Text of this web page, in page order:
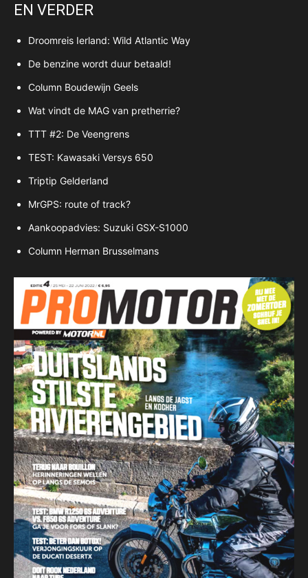
EN VERDER
Droomreis Ierland: Wild Atlantic Way
De benzine wordt duur betaald!
Column Boudewijn Geels
Wat vindt de MAG van pretherrie?
TTT #2: De Veengrens
TEST: Kawasaki Versys 650
Triptip Gelderland
MrGPS: route of track?
Aankoopadvies: Suzuki GSX-S1000
Column Herman Brusselmans